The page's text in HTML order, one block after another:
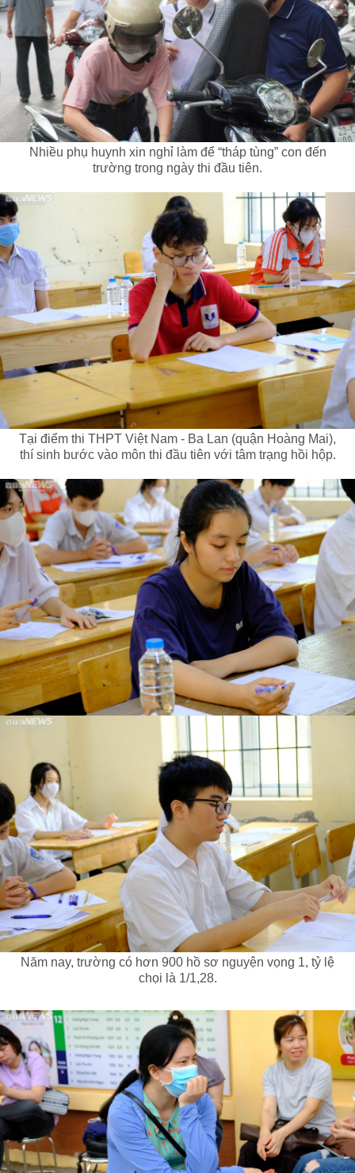
Nhiều phụ huynh xin nghỉ làm để “tháp tùng” con đến
trường trong ngày thi đầu tiên.
Tại điểm thi THPT Việt Nam - Ba Lan (quận Hoàng Mai),
thí sinh bước vào môn thi đầu tiên với tâm trạng hồi hộp.
Năm nay, trường có hơn 900 hồ sơ nguyện vọng 1, tỷ lệ
chọi là 1/1,28.